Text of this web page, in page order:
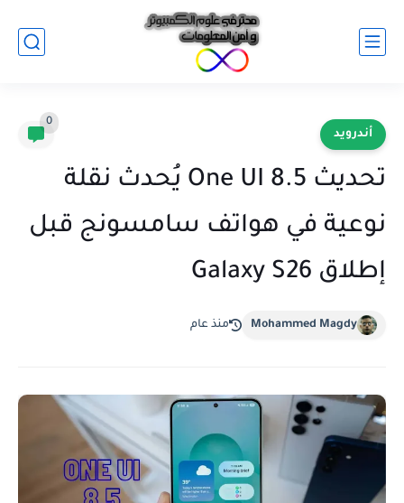
أندرويد
0
تحديث One UI 8.5 يُحدث نقلة
نوعية في هواتف سامسونج قبل
إطلاق Galaxy S26
Mohammed Magdy منذ عام